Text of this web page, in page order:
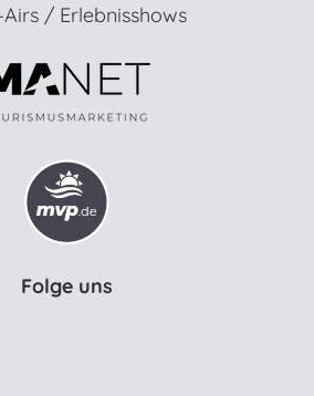
/ Erlebnisshows
Folge uns